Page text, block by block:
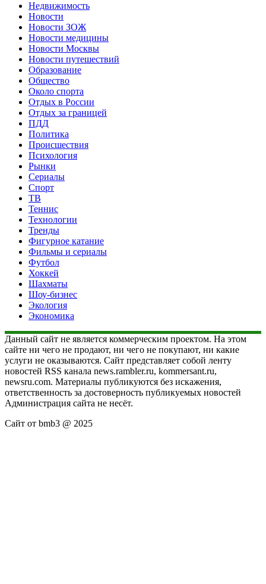
Недвижимость
Новости
Новости ЗОЖ
Новости медицины
Новости Москвы
Новости путешествий
Образование
Общество
Около спорта
Отдых в России
Отдых за границей
ПДД
Политика
Происшествия
Психология
Рынки
Сериалы
Спорт
ТВ
Теннис
Технологии
Тренды
Фигурное катание
Фильмы и сериалы
Футбол
Хоккей
Шахматы
Шоу-бизнес
Экология
Экономика
Данный сайт не является коммерческим проектом. На этом
сайте ни чего не продают, ни чего не покупают, ни какие
услуги не оказываются. Сайт представляет собой ленту
новостей RSS канала news.rambler.ru, kommersant.ru,
newsru.com. Материалы публикуются без искажения,
ответственность за достоверность публикуемых новостей
Администрация сайта не несёт.
Сайт от bmb3 @ 2025